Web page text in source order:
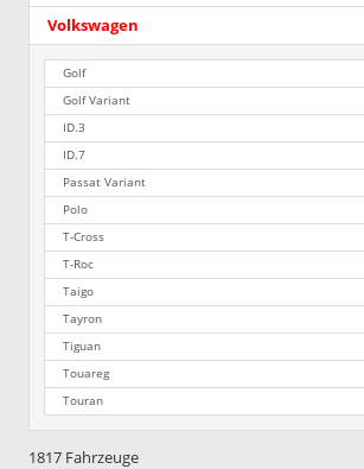
Volkswagen
Golf
Golf Variant
ID.3
ID.7
Passat Variant
Polo
T-Cross
T-Roc
Taigo
Tayron
Tiguan
Touareg
Touran
1817 Fahrzeuge